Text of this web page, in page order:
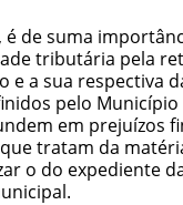
de suma
tributária pela
e a sua respectiva
pelo
em prejuízos
tratam da
o do expediente